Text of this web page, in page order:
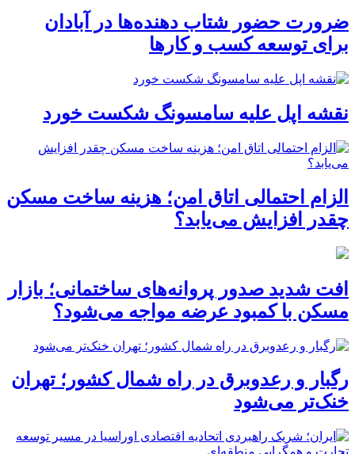
ضرورت حضور شتاب ‌دهنده‌ها در آبادان
برای توسعه کسب‌ و کارها
نقشه اپل علیه سامسونگ شکست خورد
الزام احتمالی اتاق امن؛ هزینه ساخت مسکن
چقدر افزایش می‌یابد؟
افت شدید صدور پروانه‌های ساختمانی؛ بازار
مسکن با کمبود عرضه مواجه می‌شود؟
رگبار و رعدوبرق در راه شمال کشور؛ تهران
خنک‌تر می‌شود